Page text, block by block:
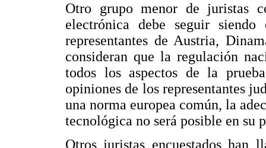
Otro grupo menor de juristas
electrónica debe seguir
representantes de Austria,
consideran que la regulación
todos los aspectos de la
opiniones de los representantes
una norma europea común, la
tecnológica no será posible en su
Otros juristas encuestados han